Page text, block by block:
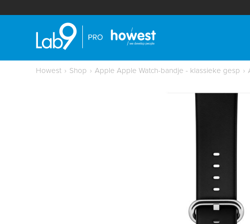
Howest › Shop › Apple Apple Watch-bandje - klassieke gesp ›